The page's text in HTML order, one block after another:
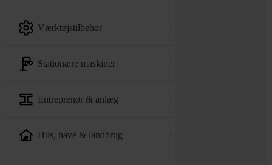
værktøjstilbehør
stationære maskiner
entreprenør & anlæg
hus, have & landbrug